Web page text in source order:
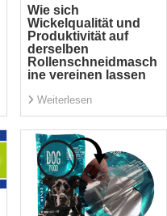
Wie sich
Wickelqualität und
Produktivität auf
derselben
Rollenschneidmasch
ine vereinen lassen
Weiterlesen